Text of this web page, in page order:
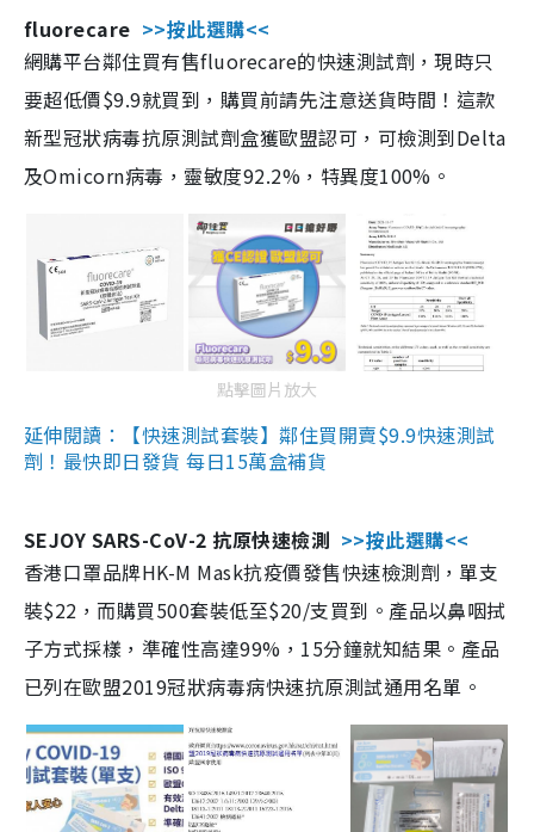
fluorecare >>按此選購<<
網購平台鄰住買有售fluorecare的快速測試劑，現時只
要超低價$9.9就買到，購買前請先注意送貨時間！這款
新型冠狀病毒抗原測試劑盒獲歐盟認可，可檢測到Delta
及Omicorn病毒，靈敏度92.2%，特異度100%。
點擊圖片放大
延伸閱讀：【快速測試套裝】鄰住買開賣$9.9快速測試
劑！最快即日發貨 每日15萬盒補貨
SEJOY SARS-CoV-2 抗原快速檢測 >>按此選購<<
香港口罩品牌HK-M Mask抗疫價發售快速檢測劑，單支
裝$22，而購買500套裝低至$20/支買到。產品以鼻咽拭
子方式採樣，準確性高達99%，15分鐘就知結果。產品
已列在歐盟2019冠狀病毒病快速抗原測試通用名單。